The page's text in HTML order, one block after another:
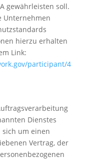
gewährleisten soll.
Unternehmen
hierzu erhalten
Link:
participant/4
Dienstes
sich um einen
Vertrag, der